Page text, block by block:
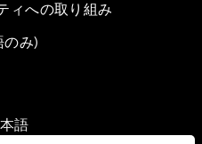
ィへの取り組み
のみ)
語